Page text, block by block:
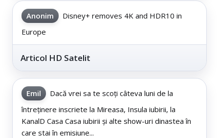
Anonim
Disney+ removes 4K and HDR10 in
Europe
Articol HD Satelit
Emil
Dacă vrei sa te scoți câteva luni de la
întreținere inscriete la Mireasa, Insula iubirii, la
KanalD Casa Casa iubirii și alte show-uri dinastea în
care stai în emisiune...